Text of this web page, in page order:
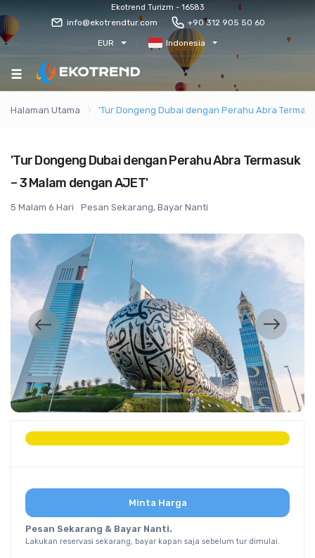
Ekotrend Turizm - 16583
info@ekotrendtur.com +90 312 905 50 60
EUR Indonesia
Halaman Utama 'Tur Dongeng Dubai dengan Perahu Abra
'Tur Dongeng Dubai dengan Perahu Abra Termasuk
– 3 Malam dengan AJET'
5 Malam 6 Hari Pesan Sekarang, Bayar Nanti
Minta Harga
Pesan Sekarang & Bayar Nanti.
Lakukan reservasi sekarang, bayar kapan saja sebelum tur dimulai.